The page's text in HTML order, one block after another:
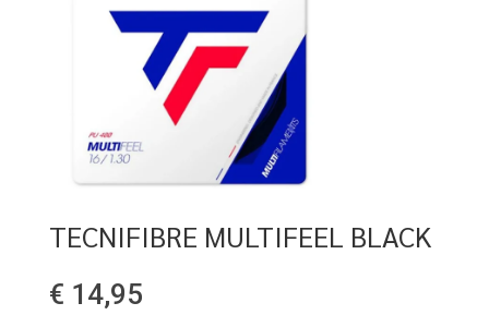
TECNIFIBRE MULTIFEEL BLACK
€ 14,95